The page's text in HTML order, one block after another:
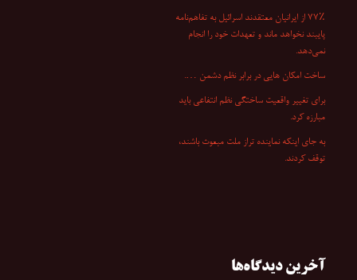
۷۷٪ از ایرانیان معتقدند اسرائیل به تفاهم‌نامه
پایبند نخواهد ماند و تعهدات خود را انجام
نمی‌دهد.
ساخت امکان هایی در برابر نظم دشمن ….
برای تغییر واقعیت ساختگی نظم انتفاعی باید
مبارزه کرد.
به جای اینکه نماینده تراز ملت مبعوث باشند،
توقف کردند.
آخرین دیدگاه‌ها